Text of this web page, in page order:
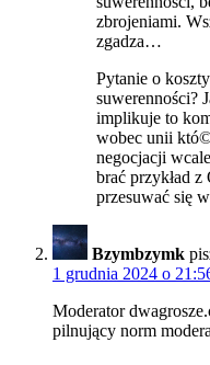
zbrojeniami.
zgadza…
Pytanie o
suwerenności?
implikuje to
wobec unii
negocjacji
brać przykład z
przesuwać się
Bzymbzymk
1 grudnia 2024 o
Moderator
pilnujący norm